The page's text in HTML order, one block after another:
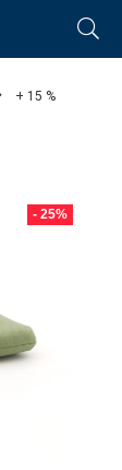
+ 15 %
- 25%